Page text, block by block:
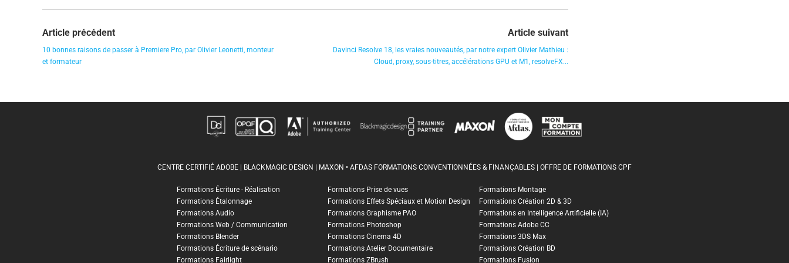
Article précédent
10 bonnes raisons de passer à Premiere Pro, par Olivier Leonetti, monteur
et formateur
Article suivant
Davinci Resolve 18, les vraies nouveautés, par notre expert Olivier Mathieu :
Cloud, proxy, sous-titres, accélérations GPU et M1, resolveFX...
CENTRE CERTIFIÉ ADOBE | BLACKMAGIC DESIGN | MAXON • AFDAS FORMATIONS CONVENTIONNÉES & FINANÇABLES | OFFRE DE FORMATIONS CPF
Formations Écriture - Réalisation Formations Prise de vues
Formations Montage
Formations Étalonnage
Formations Effets Spéciaux et Motion Design
Formations Création 2D & 3D
Formations Audio
Formations Graphisme PAO
Formations en Intelligence Artificielle (IA)
Formations Web / Communication
Formations Photoshop
Formations Adobe CC
Formations Blender
Formations Cinema 4D
Formations 3DS Max
Formations Écriture de scénario
Formations Atelier Documentaire
Formations Création BD
Formations Fairlight
Formations ZBrush Formations Fusion